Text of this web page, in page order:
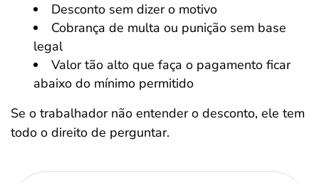
Desconto sem dizer o motivo
Cobrança de multa ou punição sem base
legal
Valor tão alto que faça o pagamento ficar
abaixo do mínimo permitido
Se o trabalhador não entender o desconto, ele tem
todo o direito de perguntar.